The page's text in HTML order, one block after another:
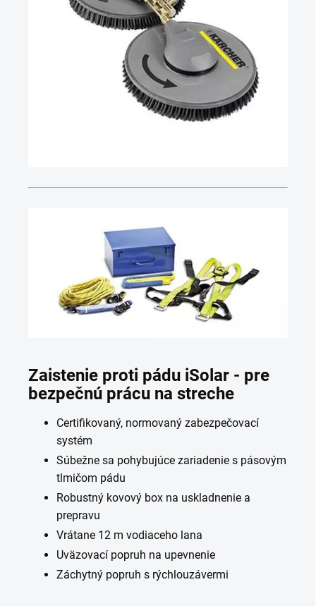
Zaistenie proti pádu iSolar - pre
bezpečnú prácu na streche
Certifikovaný, normovaný zabezpečovací
systém
Súbežne sa pohybujúce zariadenie s pásovým
tlmičom pádu
Robustný kovový box na uskladnenie a
prepravu
Vrátane 12 m vodiaceho lana
Uväzovací popruh na upevnenie
Záchytný popruh s rýchlouzávermi